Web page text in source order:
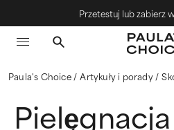
Przetestuj lub zabierz w
Paula's Choice Artykuły i porady